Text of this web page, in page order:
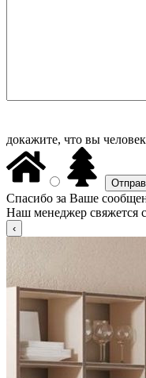
докажите, что вы
Спасибо за Ваше
Наш менеджер свяжется